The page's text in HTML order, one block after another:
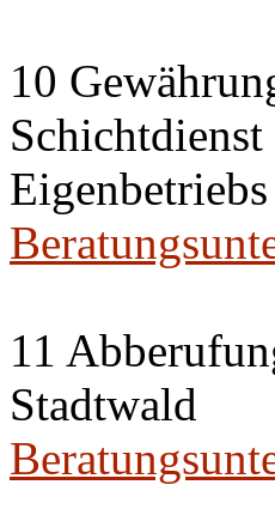
10
11
Stadtwald